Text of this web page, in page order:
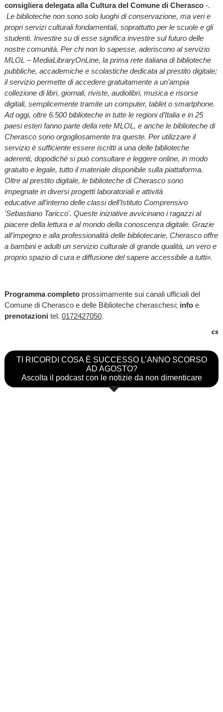
consigliera delegata alla Cultura del Comune di Cherasco-.
Le biblioteche non sono solo luoghi di conservazione, ma veri e
propri servizi culturali fondamentali, soprattutto per le scuole e gli
studenti. Investire su di esse significa investire sul futuro delle
nostre comunità. Per chi non lo sapesse, aderiscono al servizio
MLOL – MediaLibraryOnLine, la prima rete italiana di biblioteche
pubbliche, accademiche e scolastiche dedicata al prestito digitale;
il servizio permette di accedere gratuitamente a un’ampia
collezione di libri, giornali, riviste, audiolibri, musica e risorse
digitali, semplicemente tramite un computer, tablet o smartphone.
Ad oggi, oltre 6.500 biblioteche in tutte le regioni d’Italia e in 25
paesi esteri fanno parte della rete MLOL, e anche le biblioteche di
Cherasco sono orgogliosamente tra queste. Per utilizzare il
servizio è sufficiente essere iscritti a una delle biblioteche
aderenti, dopodiché si può consultare e leggere online, in modo
gratuito e legale, tutto il materiale disponibile sulla piattaforma.
Oltre al prestito digitale, le biblioteche di Cherasco sono
impegnate in diversi progetti laboratoriali e attività
educative all’interno delle classi dell’Istituto Comprensivo
'Sebastiano Taricco'. Queste iniziative avvicinano i ragazzi al
piacere della lettura e al mondo della conoscenza digitale. Grazie
all’impegno e alla professionalità delle bibliotecarie, Cherasco offre
a bambini e adulti un servizio culturale di grande qualità, un vero e
proprio spazio di cura e diffusione del sapere accessibile a tutti».
Programma completoprossimamente sui canali ufficiali del
Comune di Cherasco e delle Biblioteche cheraschesi; infoe
prenotazioni tel. 0172427050.
cs
TI RICORDI COSA È SUCCESSO L’ANNO SCORSO
AD AGOSTO?
Ascolta il podcast con le notizie da non dimenticare